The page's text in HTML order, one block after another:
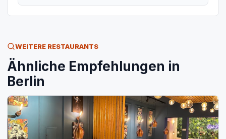
WEITERE RESTAURANTS
Ähnliche Empfehlungen in
Berlin